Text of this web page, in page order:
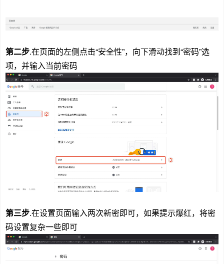
第二步.在页面的左侧点击“安全性”，向下滑动找到“密码”选
项，并输入当前密码
第三步.在设置页面输入两次新密即可，如果提示爆红，将密
码设置复杂一些即可